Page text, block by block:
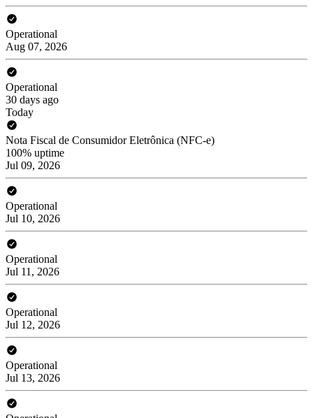
Operational
Aug 07, 2026
Operational
30 days ago
Today
Nota Fiscal de Consumidor Eletrônica (NFC-e)
100% uptime
Jul 09, 2026
Operational
Jul 10, 2026
Operational
Jul 11, 2026
Operational
Jul 12, 2026
Operational
Jul 13, 2026